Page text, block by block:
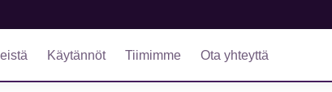
Käytännöt Tiimimme Ota yhteyttä